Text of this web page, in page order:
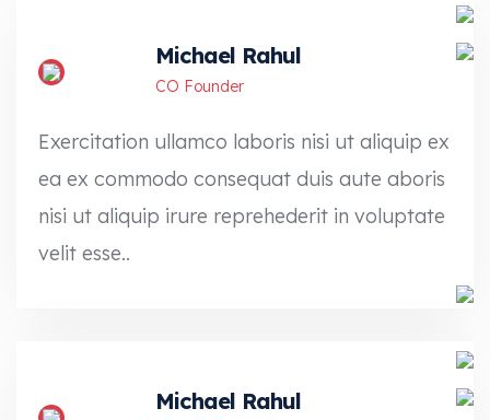
Michael Rahul
CO Founder
Exercitation ullamco laboris nisi ut aliquip ex
ea ex commodo consequat duis aute aboris
nisi ut aliquip irure reprehederit in voluptate
velit esse..
Michael Rahul